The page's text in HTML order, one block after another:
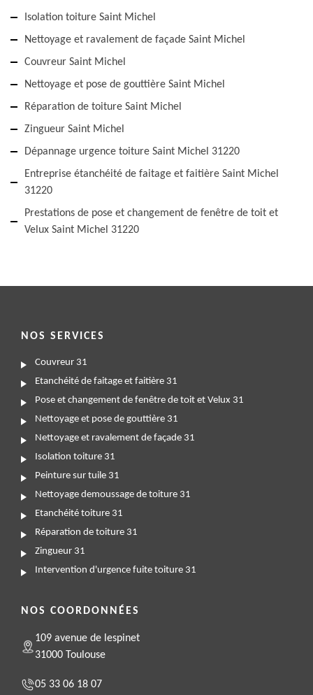
Isolation toiture Saint Michel
Nettoyage et ravalement de façade Saint Michel
Couvreur Saint Michel
Nettoyage et pose de gouttière Saint Michel
Réparation de toiture Saint Michel
Zingueur Saint Michel
Dépannage urgence toiture Saint Michel 31220
Entreprise étanchéité de faitage et faitière Saint Michel
31220
Prestations de pose et changement de fenêtre de toit et
Velux Saint Michel 31220
NOS SERVICES
Couvreur 31
Etanchéité de faitage et faitière 31
Pose et changement de fenêtre de toit et Velux 31
Nettoyage et pose de gouttière 31
Nettoyage et ravalement de façade 31
Isolation toiture 31
Peinture sur tuile 31
Nettoyage demoussage de toiture 31
Etanchéité toiture 31
Réparation de toiture 31
Zingueur 31
Intervention d'urgence fuite toiture 31
NOS COORDONNÉES
109 avenue de lespinet
31000 Toulouse
05 33 06 18 07